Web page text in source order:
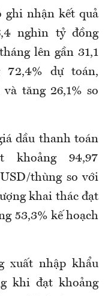
ghi nhận kết quả
nghìn tỷ đồng
lên gần 31,1
72,4% dự toán,
tăng 26,1% so
dầu thanh toán
94,97
thùng so với
khai thác đạt
53,3% kế hoạch
xuất nhập khẩu
khi đạt khoảng